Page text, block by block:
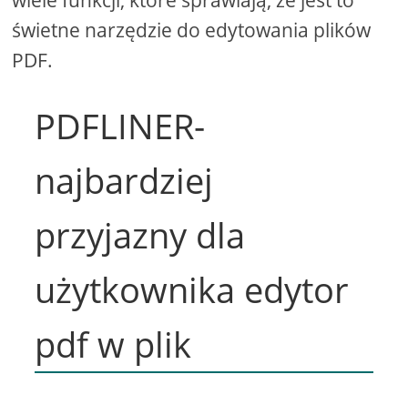
świetne narzędzie do edytowania plików
PDF.
PDFLINER-
najbardziej
przyjazny dla
użytkownika edytor
pdf w plik